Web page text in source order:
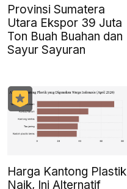
Provinsi Sumatera
Utara Ekspor 39 Juta
Ton Buah Buahan dan
Sayur Sayuran
Harga Kantong Plastik
Naik, Ini Alternatif